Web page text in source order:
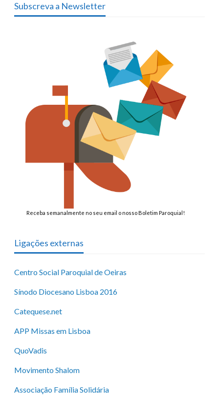
Subscreva a Newsletter
Receba semanalmente no seu email o nosso Boletim Paroquial!
Ligações externas
Centro Social Paroquial de Oeiras
Sínodo Diocesano Lisboa 2016
Catequese.net
APP Missas em Lisboa
QuoVadis
Movimento Shalom
Associação Família Solidária